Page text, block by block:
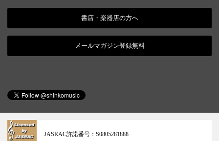
書店・楽器店の方へ
メールマガジン登録無料
JASRAC許諾番号： S0805281888